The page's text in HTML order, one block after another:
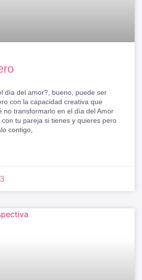
día del amor?, bueno, puede ser
con la capacidad creativa que
no transformarlo en el día del Amor
tu pareja si tienes y quieres pero
contigo,